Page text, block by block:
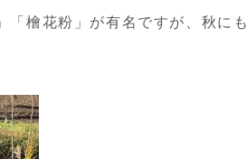
「檜花粉」が有名ですが、秋に